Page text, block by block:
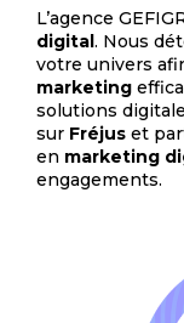
L’agence
digital. Nous
votre univers
marketing
solutions
sur Fréjus et
en marketing
engagements.